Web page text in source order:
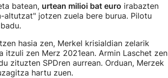
batean, urtean milioi bat euro irabazten
altutzat" jotzen zuela bere burua. Pilotu
hasia zen, Merkel krisialdian zelarik
itzuli zen Merz 2021ean. Armin Laschet zen
zituzten SPDren aurrean. Orduan, Merzek
hartu zuen.